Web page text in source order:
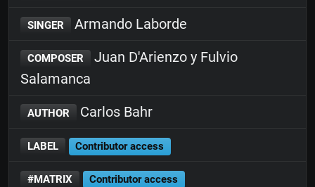
SINGER Armando Laborde
COMPOSER
Juan D'Arienzo y Fulvio
Salamanca
AUTHOR Carlos Bahr
LABEL Contributor access
#MATRIX Contributor access